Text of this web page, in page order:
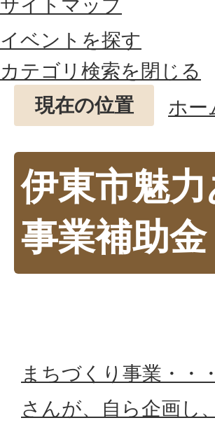
サイトマップ
イベントを探す
カテゴリ検索を閉じる
現在の位置
ホー
伊東市魅
事業補助金
まちづくり事業・・
さんが、自ら企画し